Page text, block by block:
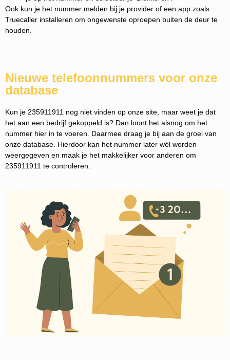
Ook kun je het nummer melden bij je provider of een app zoals
Truecaller installeren om ongewenste oproepen buiten de deur te
houden.
Nieuwe telefoonnummers voor onze
database
Kun je 235911911 nog niet vinden op onze site, maar weet je dat
het aan een bedrijf gekoppeld is? Dan loont het alsnog om het
nummer hier in te voeren. Daarmee draag je bij aan de groei van
onze database. Hierdoor kan het nummer later wél worden
weergegeven en maak je het makkelijker voor anderen om
235911911 te controleren.